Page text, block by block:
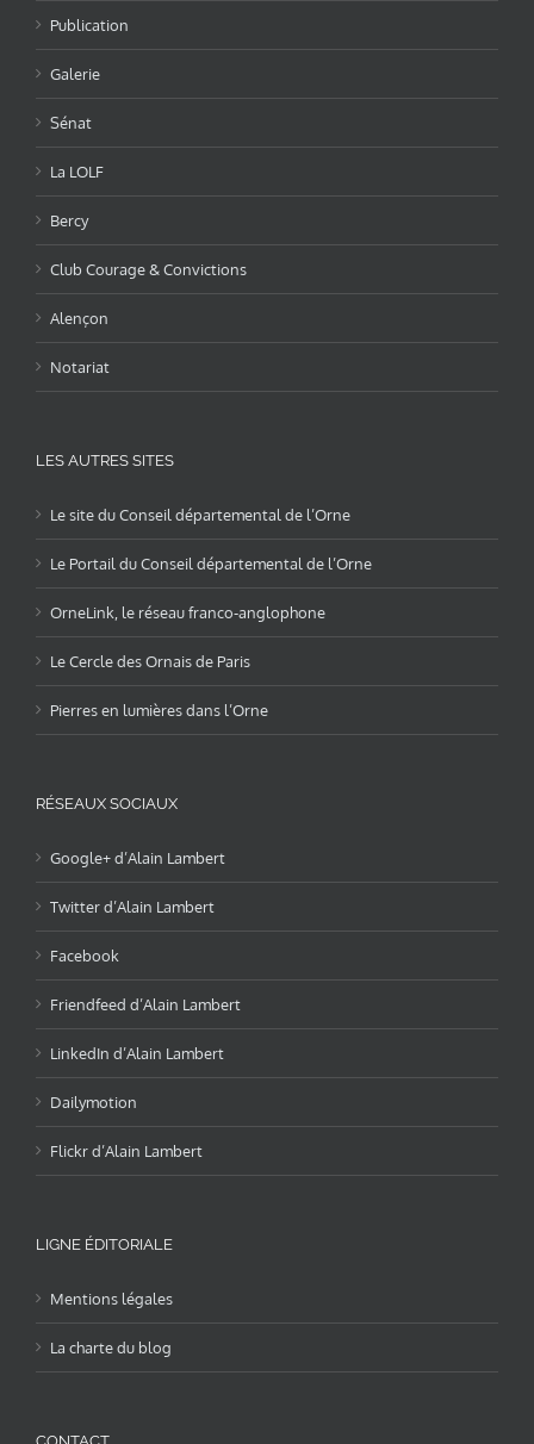
Publication
Galerie
Sénat
La LOLF
Bercy
Club Courage & Convictions
Alençon
Notariat
LES AUTRES SITES
Le site du Conseil départemental de l’Orne
Le Portail du Conseil départemental de l’Orne
OrneLink, le réseau franco-anglophone
Le Cercle des Ornais de Paris
Pierres en lumières dans l’Orne
RÉSEAUX SOCIAUX
Google+ d’Alain Lambert
Twitter d’Alain Lambert
Facebook
Friendfeed d’Alain Lambert
LinkedIn d’Alain Lambert
Dailymotion
Flickr d’Alain Lambert
LIGNE ÉDITORIALE
Mentions légales
La charte du blog